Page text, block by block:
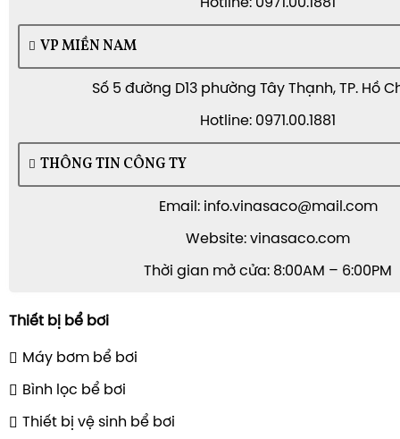
VP MIỀN NAM
Số 5 đường D13 phường Tây Thạnh, TP. Hồ
Hotline: 0971.00.1881
THÔNG TIN CÔNG TY
Email: info.vinasaco@mail.com
Website: vinasaco.com
Thời gian mở cửa: 8:00AM – 6:00PM
Thiết bị bể bơi
Máy bơm bể bơi
Bình lọc bể bơi
Thiết bị vệ sinh bể bơi